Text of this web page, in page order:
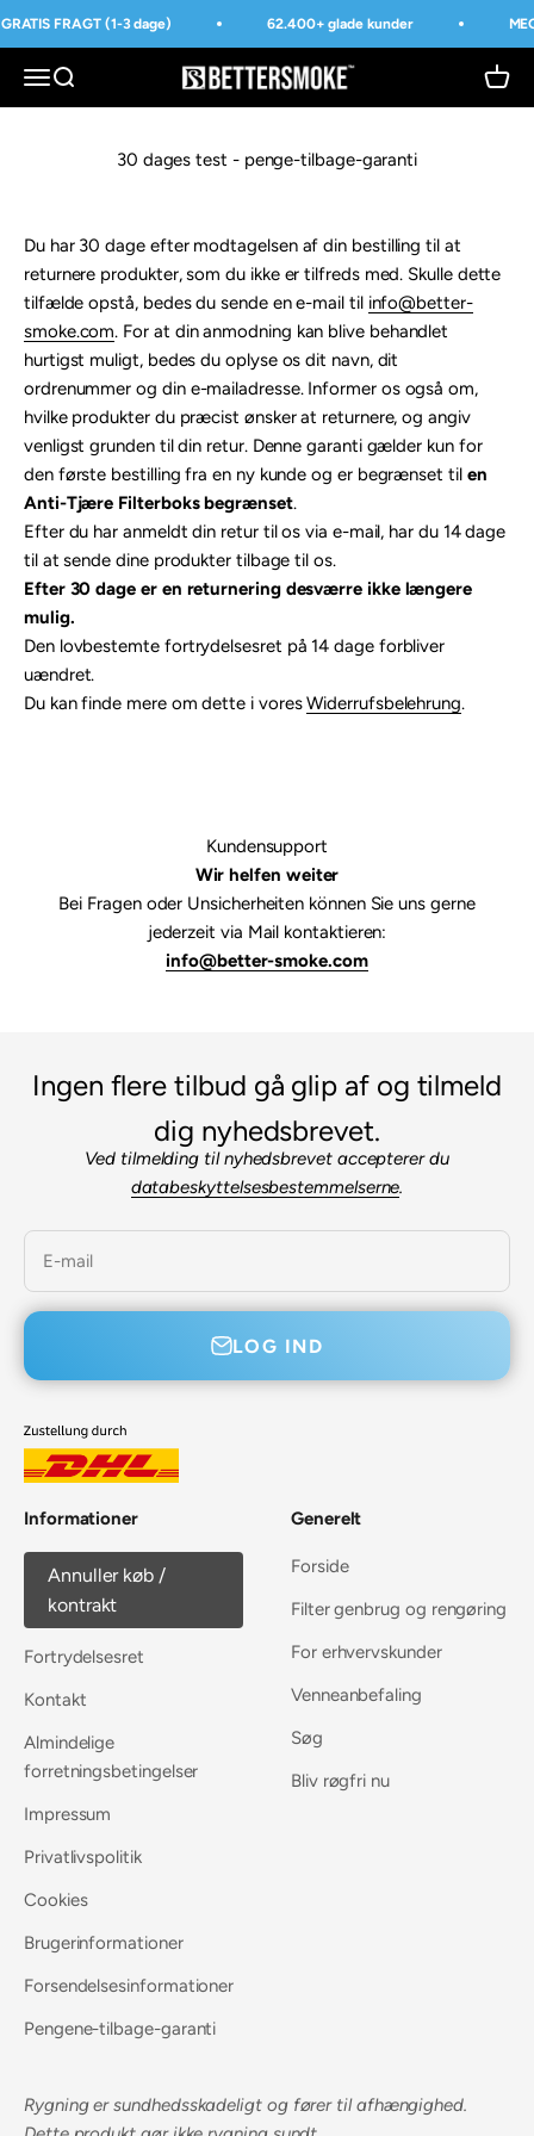
Spring til indhold
GRATIS FRAGT (1-3 dage) 62.400+ glade kunder
Åbn navigationsmenu
Åbn søgefunktionBetterSmoke™ Åbn
30 dages test - penge-tilbage-garanti
Du har 30 dage efter modtagelsen af din bestilling til at
returnere produkter, som du ikke er tilfreds med. Skulle dette
tilfælde opstå, bedes du sende en e-mail til info@better-
smoke.com. For at din anmodning kan blive behandlet
hurtigst muligt, bedes du oplyse os dit navn, dit
ordrenummer og din e-mailadresse. Informer os også om,
hvilke produkter du præcist ønsker at returnere, og angiv
venligst grunden til din retur. Denne garanti gælder kun for
den første bestilling fra en ny kunde og er begrænset til en
Anti-Tjære Filterboks begrænset.
Efter du har anmeldt din retur til os via e-mail, har du 14 dage
til at sende dine produkter tilbage til os.
Efter 30 dage er en returnering desværre ikke længere
mulig.
Den lovbestemte fortrydelsesret på 14 dage forbliver
uændret.
Du kan finde mere om dette i voresWiderrufsbelehrung.
Kundensupport
Wir helfen weiter
Bei Fragen oder Unsicherheiten können Sie uns gerne
jederzeit via Mail kontaktieren:
info@better-smoke.com
Ingen flere tilbud gå glip af og tilmeld
dig nyhedsbrevet.
Ved tilmelding til nyhedsbrevet accepterer du
databeskyttelsesbestemmelserne.
E-mail
LOG IND
Informationer
Annuller køb /
kontrakt
Fortrydelsesret
Kontakt
Almindelige
forretningsbetingelser
Impressum
Privatlivspolitik
Cookies
Brugerinformationer
Forsendelsesinformationer
Pengene-tilbage-garanti
Generelt
Forside
Filter genbrug og rengøring
For erhvervskunder
Venneanbefaling
Søg
Bliv røgfri nu
Rygning er sundhedsskadeligt og fører til afhængighed.